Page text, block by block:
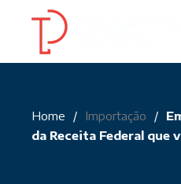
content
Home Importação
da Receita Federal que